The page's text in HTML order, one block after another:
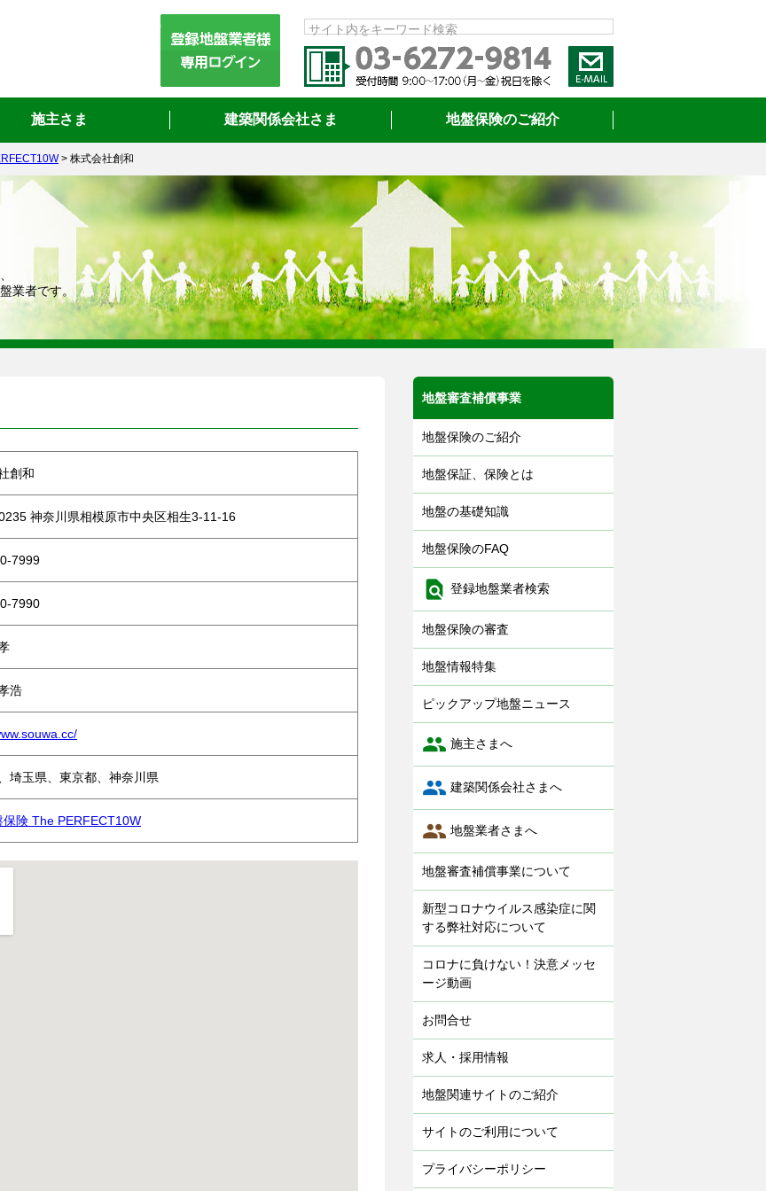
サイト内をキーワード検索
施主さま 建築関係会社さま 地盤保険のご紹介
> 株式会社創和
業者です。
創和
神奈川県相模原市中央区相生3-11-16
7999
7990
浩
埼玉県、東京都、神奈川県
保険 The PERFECT10W
地盤審査補償事業
地盤保険のご紹介
地盤保証、保険とは
地盤の基礎知識
地盤保険のFAQ
 登録地盤業者検索
地盤保険の審査
地盤情報特集
ピックアップ地盤ニュース
 施主さまへ
 建築関係会社さまへ
 地盤業者さまへ
地盤審査補償事業について
新型コロナウイルス感染症に関
する弊社対応について
コロナに負けない！決意メッセ
ージ動画
お問合せ
求人・採用情報
地盤関連サイトのご紹介
サイトのご利用について
プライバシーポリシー